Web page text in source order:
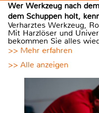
Wer Werkzeug nach
dem Schuppen holt,
Verharztes Werkzeug,
Mit Harzlöser und
bekommen Sie alles
>> Mehr erfahren
>> Alle anzeigen